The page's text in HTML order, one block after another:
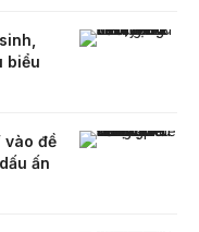
biểu
vào đề
ấn